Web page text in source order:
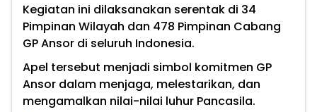
Kegiatan ini dilaksanakan serentak di 34
Pimpinan Wilayah dan 478 Pimpinan Cabang
GP Ansor di seluruh Indonesia.
Apel tersebut menjadi simbol komitmen GP
Ansor dalam menjaga, melestarikan, dan
mengamalkan nilai-nilai luhur Pancasila.